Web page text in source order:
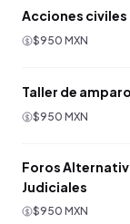
Acciones civiles
$950 MXN
Taller de amparo
$950 MXN
Foros
Judiciales
$950 MXN